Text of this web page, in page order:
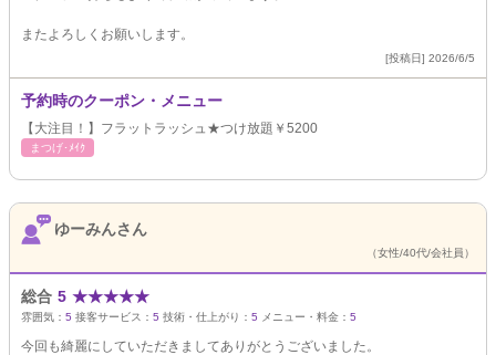
またよろしくお願いします。
[投稿日] 2026/6/5
予約時のクーポン・メニュー
【大注目！】フラットラッシュ★つけ放題￥5200
まつげ･ﾒｲｸ
ゆーみんさん
（女性/40代/会社員）
総合 5 ★★★★★
雰囲気： 5 接客サービス： 5 技術・仕上がり： 5 メニュー・料金： 5
今回も綺麗にしていただきましてありがとうございました。